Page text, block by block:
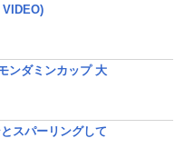
ンダミンカップ 大
スパーリングして